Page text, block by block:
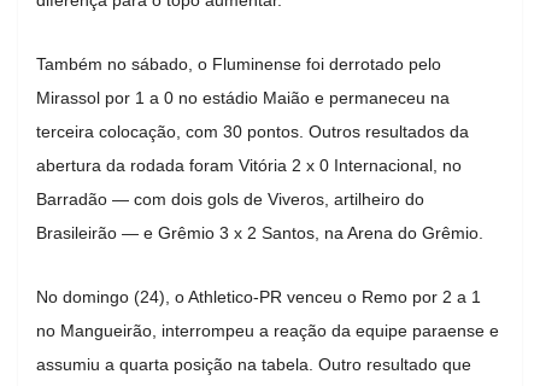
Também no sábado, o Fluminense foi derrotado pelo
Mirassol por 1 a 0 no estádio Maião e permaneceu na
terceira colocação, com 30 pontos. Outros resultados da
abertura da rodada foram Vitória 2 x 0 Internacional, no
Barradão — com dois gols de Viveros, artilheiro do
Brasileirão — e Grêmio 3 x 2 Santos, na Arena do Grêmio.
No domingo (24), o Athletico-PR venceu o Remo por 2 a 1
no Mangueirão, interrompeu a reação da equipe paraense e
assumiu a quarta posição na tabela. Outro resultado que